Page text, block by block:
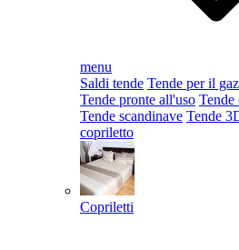
menu
Saldi tende Tende per il
Tende pronte all'uso Tende
Tende scandinave Tende
copriletto
Copriletti